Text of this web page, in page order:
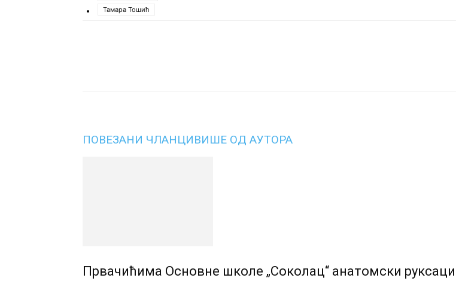
Тамара Тошић
ПОВЕЗАНИ ЧЛАНЦИВИШЕ ОД АУТОРА
Првачићима Основне школе „Соколац“ анатомски